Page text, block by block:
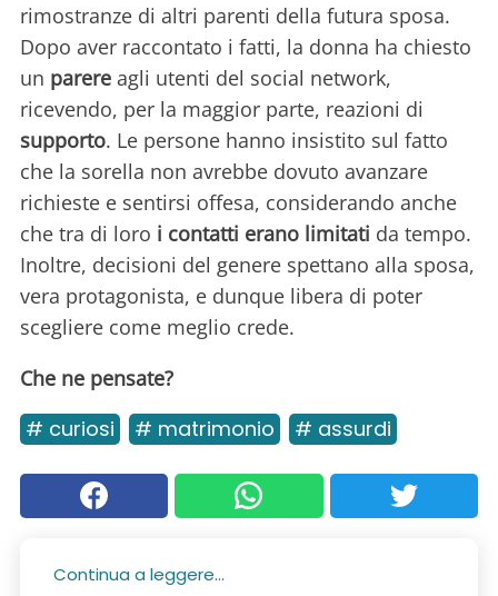
rimostranze di altri parenti della futura sposa.
Dopo aver raccontato i fatti, la donna ha chiesto
un parere agli utenti del social network,
ricevendo, per la maggior parte, reazioni di
supporto. Le persone hanno insistito sul fatto
che la sorella non avrebbe dovuto avanzare
richieste e sentirsi offesa, considerando anche
che tra di loro i contatti erano limitati da tempo.
Inoltre, decisioni del genere spettano alla sposa,
vera protagonista, e dunque libera di poter
scegliere come meglio crede.
Che ne pensate?
# curiosi # matrimonio # assurdi
Continua a leggere...